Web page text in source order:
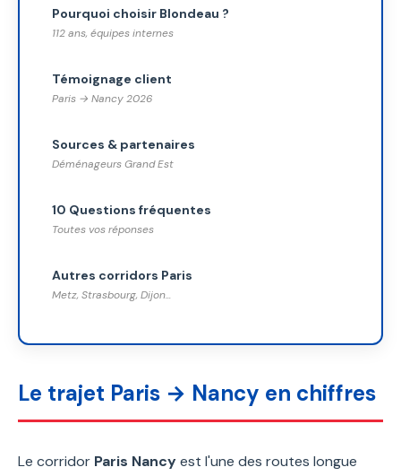
Pourquoi choisir Blondeau ?
112 ans, équipes internes
Témoignage client
Paris → Nancy 2026
Sources & partenaires
Déménageurs Grand Est
10 Questions fréquentes
Toutes vos réponses
Autres corridors Paris
Metz, Strasbourg, Dijon...
Le trajet Paris → Nancy en chiffres
Le corridor Paris Nancyest l'une des routes longue